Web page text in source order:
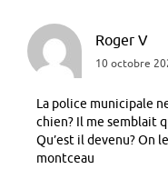
Roger V
10 octobre
La police municipale
chien? Il me semblait
Qu’est il devenu? On
montceau